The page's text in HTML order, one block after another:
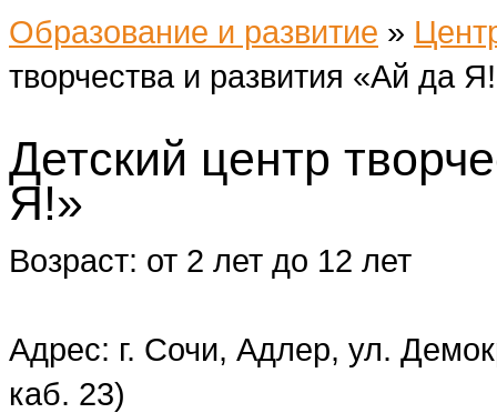
Образование и развитие »
творчества и развития «Ай да
Детский центр
Я!»
Возраст: от 2 лет до 12 лет
Адрес: г. Сочи, Адлер, ул.
каб. 23)